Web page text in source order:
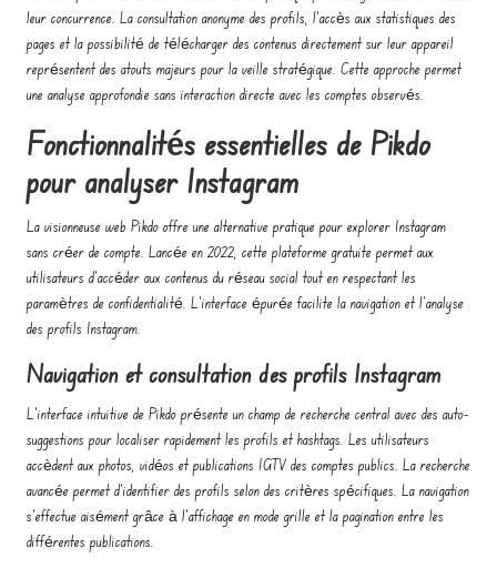
leur concurrence. La consultation anonyme des profils, l’accès aux statistiques des
pages et la possibilité de télécharger des contenus directement sur leur appareil
représentent des atouts majeurs pour la veille stratégique. Cette approche permet
une analyse approfondie sans interaction directe avec les comptes observés.
Fonctionnalités essentielles de Pikdo
pour analyser Instagram
La visionneuse web Pikdo offre une alternative pratique pour explorer Instagram
sans créer de compte. Lancée en 2022, cette plateforme gratuite permet aux
utilisateurs d’accéder aux contenus du réseau social tout en respectant les
paramètres de confidentialité. L’interface épurée facilite la navigation et l’analyse
des profils Instagram.
Navigation et consultation des profils Instagram
L’interface intuitive de Pikdo présente un champ de recherche central avec des auto-
suggestions pour localiser rapidement les profils et hashtags. Les utilisateurs
accèdent aux photos, vidéos et publications IGTV des comptes publics. La recherche
avancée permet d’identifier des profils selon des critères spécifiques. La navigation
s’effectue aisément grâce à l’affichage en mode grille et la pagination entre les
différentes publications.